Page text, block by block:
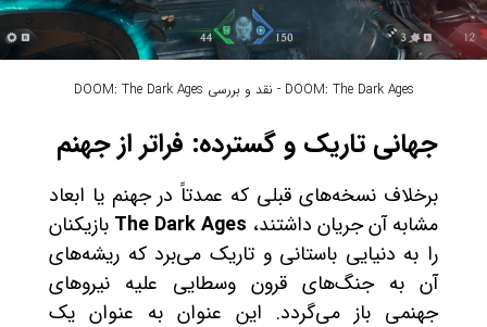
DOOM: The Dark Ages - نقد و بررسی DOOM: The Dark Ages
جهانی تاریک و گسترده: فراتر از جهنم
برخلاف نسخه‌های قبلی که عمدتاً در جهنم یا ابعاد
مشابه آن جریان داشتند، The Dark Ages بازیکنان
را به دنیایی باستانی و تاریک می‌برد که ریشه‌های
آن به جنگ‌های قرون وسطایی علیه نیروهای
جهنمی باز می‌گردد. این عنوان به عنوان یک